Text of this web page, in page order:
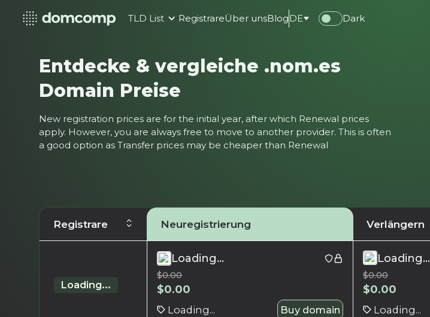
TLD List RegistrareÜber unsBlogDE Dark
Entdecke & vergleiche .nom.es
Domain Preise
New registration prices are for the initial year, after which Renewal prices
apply. However, you are always free to move to another provider. This is often
a good option as Transfer prices may be cheaper than Renewal
Registrare Neuregistrierung Verlängern
Loading...
Loading...
$0.00
$0.00
Loading... Buy domain
Loading...
$0.00
$0.00
Loading...